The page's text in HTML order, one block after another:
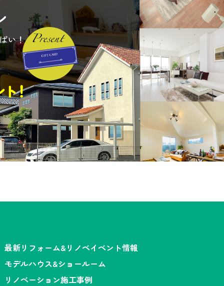
最新リフォーム&リノベイベント情報
モデルハウス&ショールーム
リノベーション施工事例